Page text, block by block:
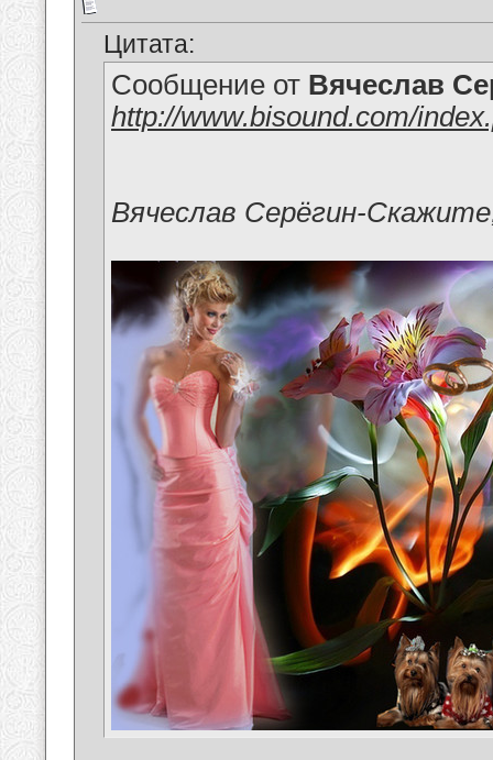
Цитата:
Сообщение от Вячеслав
http://www.bisound.com/
Вячеслав Серёгин-